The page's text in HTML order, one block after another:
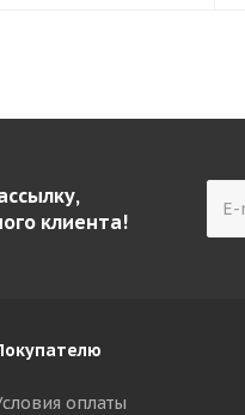
клиента!
оплаты